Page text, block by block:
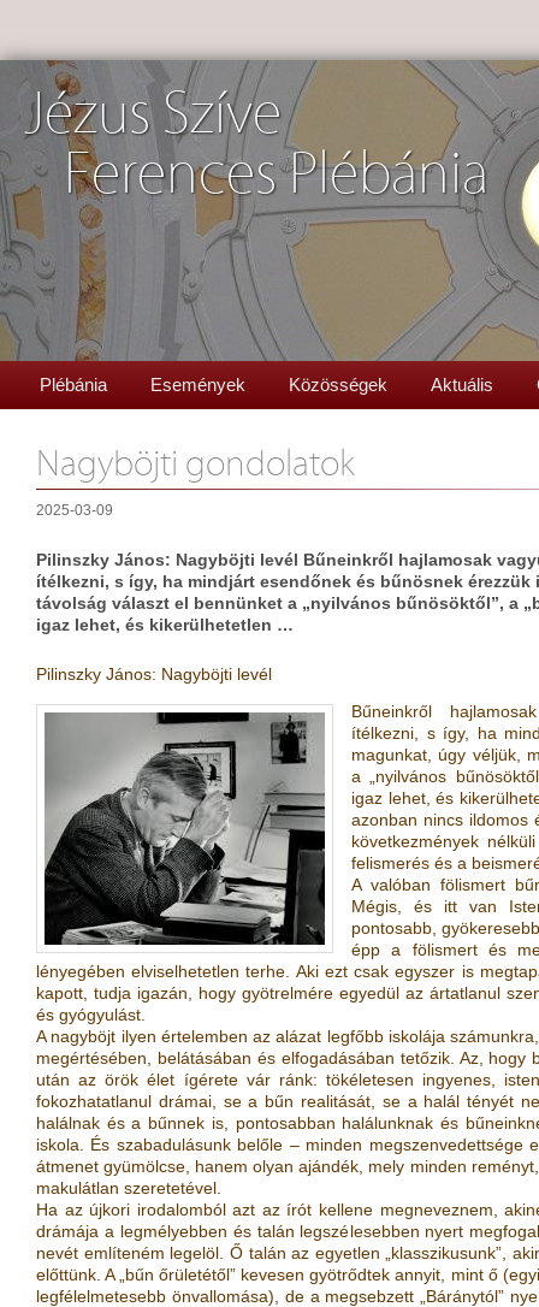
Jézus Szíve
Ferences Plébánia
Plébánia Események Közösségek Aktuális
Nagyböjti gondolatok
2025-03-09
Pilinszky János: Nagyböjti levél Bűneinkről hajlamosak
ítélkezni, s így, ha mindjárt esendőnek és bűnösnek
távolság választ el bennünket a „nyilvános bűnösöktől”, a
igaz lehet, és kikerülhetetlen …
Pilinszky János: Nagyböjti levél
Bűneinkről
ítélkezni, s így, ha
magunkat, úgy véljük,
a „nyilvános
igaz lehet, és
azonban nincs ildomos
következmények
felismerés és a
A valóban fölismert
Mégis, és itt van
pontosabb,
épp a fölismert és
lényegében elviselhetetlen terhe. Aki ezt csak egyszer is
kapott, tudja igazán, hogy gyötrelmére egyedül az ártatlanul
és gyógyulást.
A nagyböjt ilyen értelemben az alázat legfőbb iskolája
megértésében, belátásában és elfogadásában tetőzik. Az,
után az örök élet ígérete vár ránk: tökéletesen ingyenes,
fokozhatatlanul drámai, se a bűn realitását, se a halál tényét
halálnak és a bűnnek is, pontosabban halálunknak és
iskola. És szabadulásunk belőle – minden megszenvedettsége
átmenet gyümölcse, hanem olyan ajándék, mely minden
makulátlan szeretetével.
Ha az újkori irodalomból azt az írót kellene megneveznem,
drámája a legmélyebben és talán legszélesebben nyert
nevét említeném legelöl. Ő talán az egyetlen „klasszikusunk”,
előttünk. A „bűn őrületétől” kevesen gyötrődtek annyit, mint ő
legfélelmetesebb önvallomása), de a megsebzett „Báránytól”